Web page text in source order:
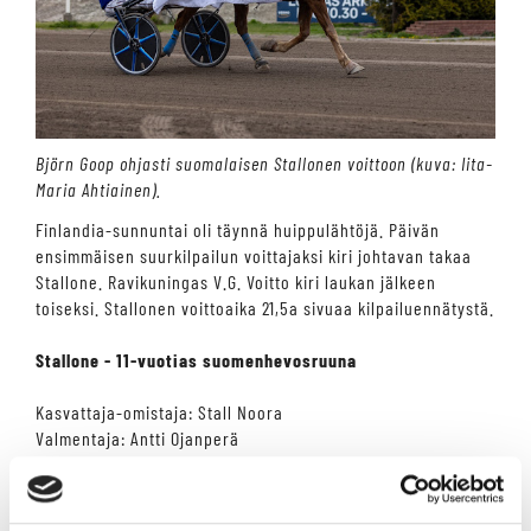
Björn Goop ohjasti suomalaisen Stallonen voittoon (kuva: Iita-
Maria Ahtiainen).
Finlandia-sunnuntai oli täynnä huippulähtöjä. Päivän
ensimmäisen suurkilpailun voittajaksi kiri johtavan takaa
Stallone. Ravikuningas V.G. Voitto kiri laukan jälkeen
toiseksi. Stallonen voittoaika 21,5a sivuaa kilpailuennätystä.
Stallone - 11-vuotias suomenhevosruuna
Kasvattaja-omistaja: Stall Noora
Valmentaja: Antti Ojanperä
Ohjastaja: Björn Goop